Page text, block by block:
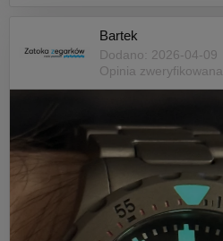
Bartek
Dodano: 2026-04-09
Opinia zweryfikowana